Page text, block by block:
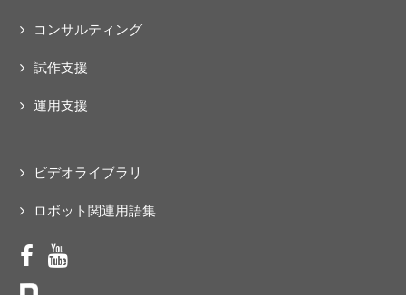
コンサルティング
試作支援
運用支援
ビデオライブラリ
ロボット関連用語集